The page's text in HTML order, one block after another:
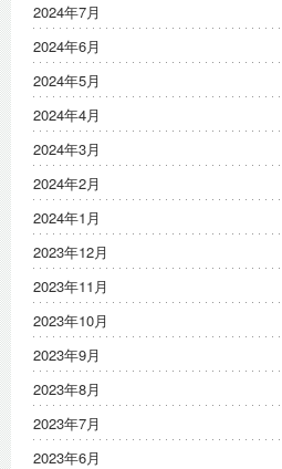
2024年7月
2024年6月
2024年5月
2024年4月
2024年3月
2024年2月
2024年1月
2023年12月
2023年11月
2023年10月
2023年9月
2023年8月
2023年7月
2023年6月